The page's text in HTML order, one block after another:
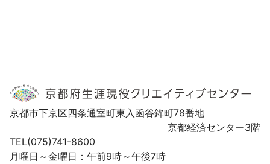
京都市下京区四条通室町東入函谷鉾町78番地
京都経済センター3階
TEL(075)741-8600
月曜日～金曜日：午前9時～午後7時